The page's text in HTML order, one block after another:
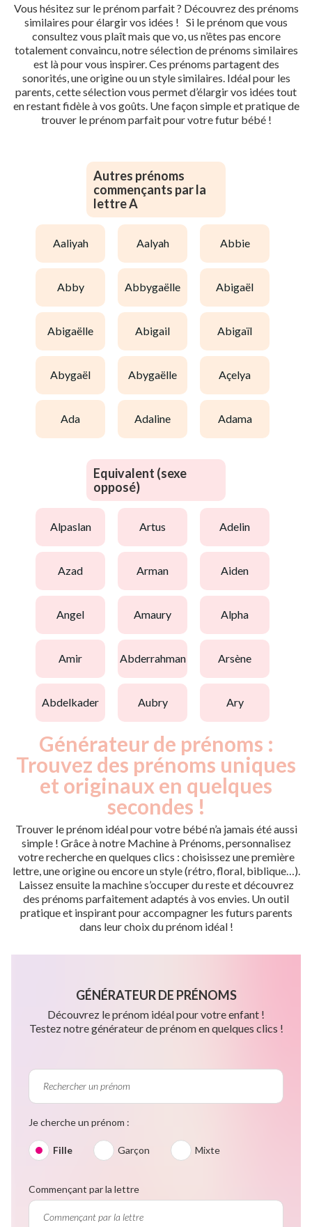
Vous hésitez sur le prénom parfait ? Découvrez des prénoms
similaires pour élargir vos idées ! Si le prénom que vous
consultez vous plaît mais que vo, us n’êtes pas encore
totalement convaincu, notre sélection de prénoms similaires
est là pour vous inspirer. Ces prénoms partagent des
sonorités, une origine ou un style similaires. Idéal pour les
parents, cette sélection vous permet d’élargir vos idées tout
en restant fidèle à vos goûts. Une façon simple et pratique de
trouver le prénom parfait pour votre futur bébé !
Autres prénoms
commençants par la
lettre A
aaliyah aalyah abbie
abby abbygaëlle abigaël
abigaëlle abigail abigaïl
abygaël abygaëlle açelya
ada adaline adama
Equivalent (sexe
opposé)
alpaslan artus adelin
azad arman aiden
angel amaury alpha
amir abderrahman arsène
abdelkader aubry ary
Générateur de prénoms :
Trouvez des prénoms uniques
et originaux en quelques
secondes !
Trouver le prénom idéal pour votre bébé n’a jamais été aussi
simple ! Grâce à notre Machine à Prénoms, personnalisez
votre recherche en quelques clics : choisissez une première
lettre, une origine ou encore un style (rétro, floral, biblique…).
Laissez ensuite la machine s’occuper du reste et découvrez
des prénoms parfaitement adaptés à vos envies. Un outil
pratique et inspirant pour accompagner les futurs parents
dans leur choix du prénom idéal !
GÉNÉRATEUR DE PRÉNOMS
Découvrez le prénom idéal pour votre enfant !
Testez notre générateur de prénom en quelques clics !
Je cherche un prénom :
Fille Garçon Mixte
Commençant par la lettre